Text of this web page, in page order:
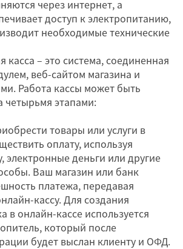
через интернет, а
доступ к электропитанию,
необходимые технические
касса – это система, соединенная
веб-сайтом магазина и
Работа кассы может быть
этапами:
товары или услуги в
оплату, используя
электронные деньги или другие
Ваш магазин или банк
платежа, передавая
кассу. Для создания
в онлайн-кассе используется
который после
будет выслан клиенту и ОФД.